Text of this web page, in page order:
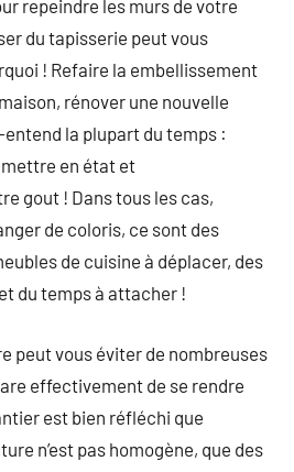
repeindre les murs de votre
du tapisserie peut vous
! Refaire la embellissement
rénover une nouvelle
la plupart du temps :
en état et
gout ! Dans tous les cas,
de coloris, ce sont des
de cuisine à déplacer, des
du temps à attacher !
peut vous éviter de nombreuses
effectivement de se rendre
est bien réfléchi que
n’est pas homogène, que des